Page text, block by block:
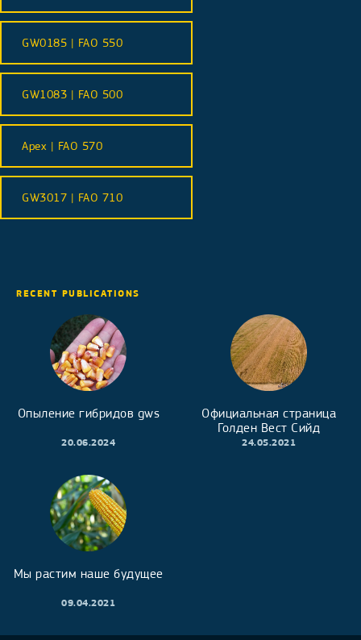
GW0185 | FAO 550
GW1083 | FAO 500
Apex | FAO 570
GW3017 | FAO 710
RECENT PUBLICATIONS
Опыление гибридов gws
20.06.2024
Официальная страница
Голден Вест Сийд
24.05.2021
Мы растим наше будущее
09.04.2021